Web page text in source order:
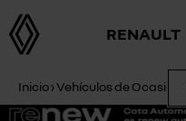
RENAULT
Inicio›Vehículos de Ocasión